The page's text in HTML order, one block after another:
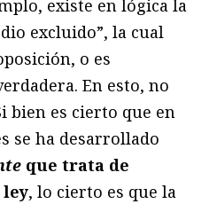
existe en lógica la
excluido”, la cual
o es
En esto, no
bien es cierto que en
se ha desarrollado
que trata de
, lo cierto es que la